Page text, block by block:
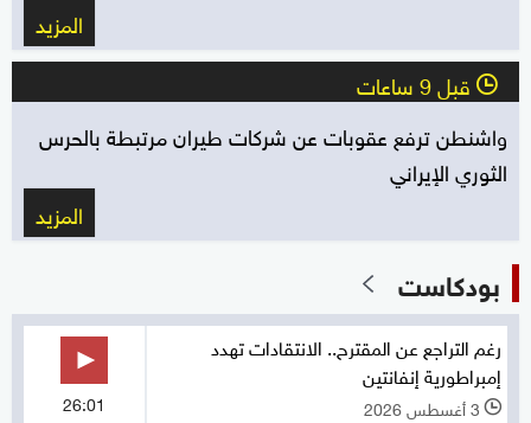
المزيد
l قبل 9 ساعات
واشنطن ترفع عقوبات عن شركات طيران مرتبطة بالحرس
الثوري الإيراني
المزيد
بودكاست
رغم التراجع عن المقترح.. الانتقادات تهدد
إمبراطورية إنفانتين
l 3 أغسطس 2026 26:01